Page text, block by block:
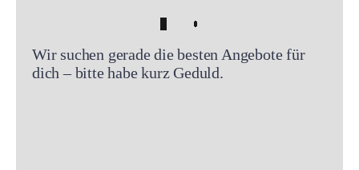
Wir suchen gerade die besten Angebote für
dich – bitte habe kurz Geduld.